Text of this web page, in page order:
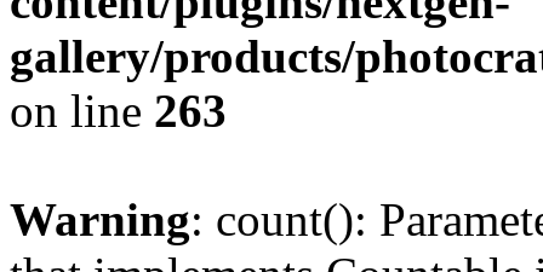
gallery/products/
on line 263
Warning: count():